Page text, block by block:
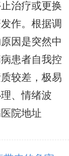
治疗或更换
作。根据调
因是突然中
患者自我控
较差，极易
、情绪波
院地址